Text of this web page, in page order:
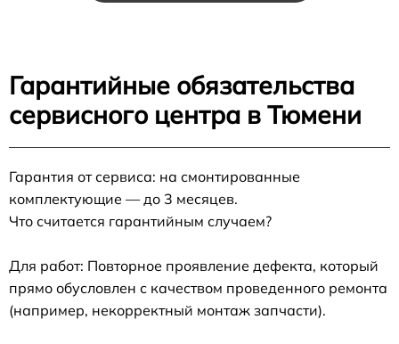
Гарантийные обязательства
сервисного центра в Тюмени
Гарантия от сервиса: на смонтированные
комплектующие — до 3 месяцев.
Что считается гарантийным случаем?
Для работ: Повторное проявление дефекта, который
прямо обусловлен с качеством проведенного ремонта
(например, некорректный монтаж запчасти).